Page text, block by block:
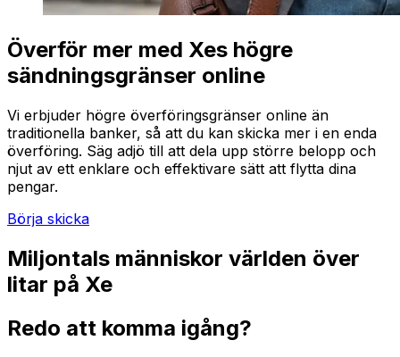
Överför mer med Xes högre
sändningsgränser online
Vi erbjuder högre överföringsgränser online än
traditionella banker, så att du kan skicka mer i en enda
överföring. Säg adjö till att dela upp större belopp och
njut av ett enklare och effektivare sätt att flytta dina
pengar.
Börja skicka
Miljontals människor världen över
litar på Xe
Redo att komma igång?